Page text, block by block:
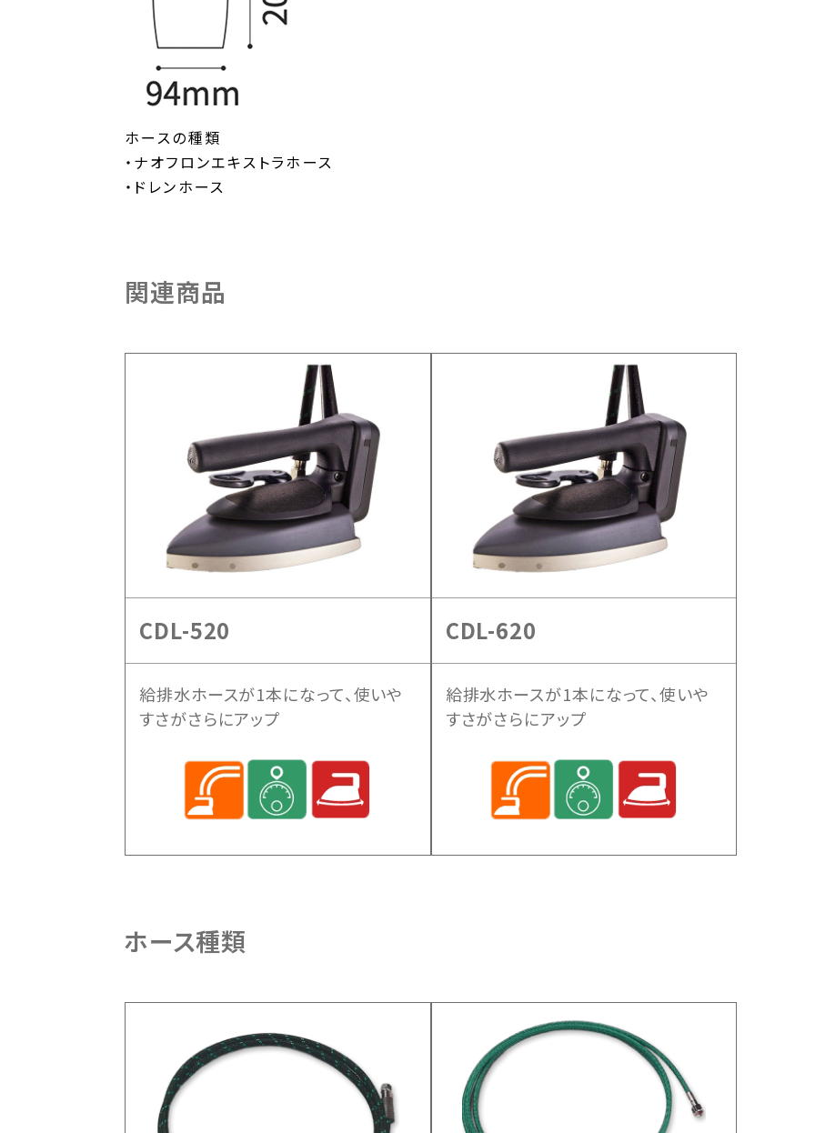
ホースの種類
・ナオフロンエキストラホース
・ドレンホース
関連商品
CDL-520
給排水ホースが1本になって、使いや
すさがさらにアップ
CDL-620
給排水ホースが1本になって、使いや
すさがさらにアップ
ホース種類